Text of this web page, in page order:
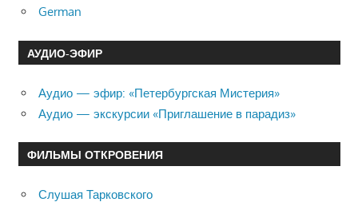
German
АУДИО-ЭФИР
Аудио — эфир: «Петербургская Мистерия»
Аудио — экскурсии «Приглашение в парадиз»
ФИЛЬМЫ ОТКРОВЕНИЯ
Слушая Тарковского